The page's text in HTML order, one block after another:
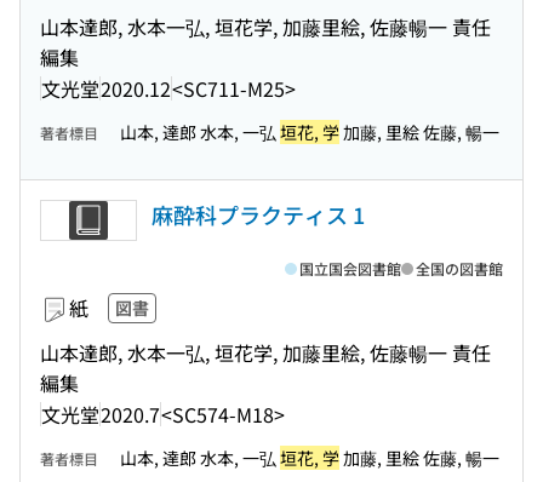
山本達郎, 水本一弘, 垣花学, 加藤里絵, 佐藤暢一 責任
編集
文光堂2020.12<SC711-M25>
著者標目 山本, 達郎 水本, 一弘垣花, 学加藤, 里絵 佐藤, 暢一
麻酔科プラクティス 1
紙 図書
山本達郎, 水本一弘, 垣花学, 加藤里絵, 佐藤暢一 責任
編集
文光堂2020.7<SC574-M18>
国立国会図書館 全国の図書館
著者標目 山本, 達郎 水本, 一弘垣花, 学加藤, 里絵 佐藤, 暢一